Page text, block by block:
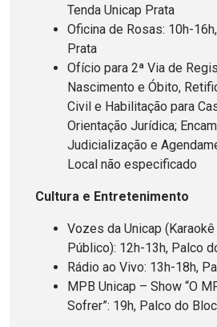
Tenda Unicap Prata
Oficina de Rosas: 10h-
Prata
Ofício para 2ª Via de
Nascimento e Óbito,
Civil e Habilitação para
Orientação Jurídica;
Judicialização e
Local não especificado
Cultura e Entretenimento
Vozes da Unicap
Público): 12h-13h, Palco
Rádio ao Vivo: 13h-18h,
MPB Unicap – Show “O
Sofrer”: 19h, Palco do